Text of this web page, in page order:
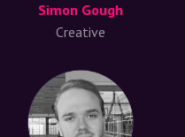
Simon Gough
Creative